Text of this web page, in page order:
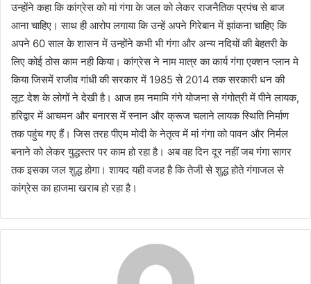
उन्होंने कहा कि कांग्रेस को मां गंगा के जल को लेकर राजनैतिक प्रपंच से बाज
आना चाहिए। साथ ही आरोप लगाया कि उन्हें अपने गिरेबान में झांकना चाहिए कि
अपने 60 साल के शासन में उन्होंने कभी भी गंगा और अन्य नदियों की बेहतरी के
लिए कोई ठोस काम नही किया। कांग्रेस ने नाम मात्र का कार्य गंगा एक्शन प्लान मे
किया जिसमें राजीव गांधी की सरकार में 1985 से 2014 तक सरकारी धन की
लूट देश के लोगों ने देखी है। आज हम नमामि गंगे योजना से गंगोत्री में पीने लायक,
हरिद्वार में आचमन और बनारस में स्नान और क्रूज चलाने लायक स्थिति निर्माण
तक पहुंच गए हैं। जिस तरह पीएम मोदी के नेतृत्व में मां गंगा को पावन और निर्मल
बनाने को लेकर युद्धस्तर पर काम हो रहा है। अब वह दिन दूर नहीं जब गंगा सागर
तक इसका जल शुद्ध होगा। शायद यही वजह है कि तेजी से शुद्ध होते गंगाजल से
कांग्रेस का हाजमा खराब हो रहा है।